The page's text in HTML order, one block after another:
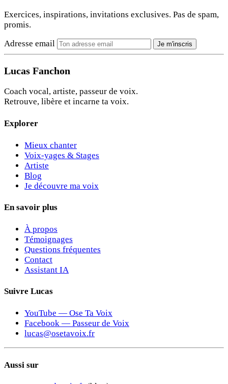
Exercices, inspirations, invitations exclusives. Pas de spam,
promis.
Adresse email
Je m'inscris
Lucas Fanchon
Coach vocal, artiste, passeur de voix.
Retrouve, libère et incarne ta voix.
Explorer
Mieux chanter
Voix-yages & Stages
Artiste
Blog
Je découvre ma voix
En savoir plus
À propos
Témoignages
Questions fréquentes
Contact
Assistant IA
Suivre Lucas
YouTube — Ose Ta Voix
Facebook — Passeur de Voix
lucas@osetavoix.fr
Aussi sur